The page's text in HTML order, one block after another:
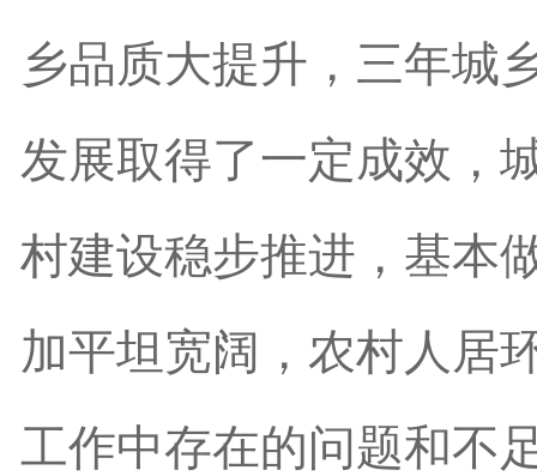
乡品质大提升，三年城
发展取得了一定成效，
村建设稳步推进，基本
加平坦宽阔，农村人居
工作中存在的问题和不